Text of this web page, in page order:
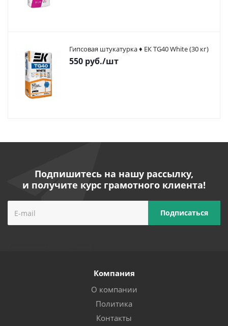
Гипсовая штукатурка ♦ ЕК TG40 White (30 кг)
550 руб./шт
Подпишитесь на нашу рассылку,
и получите курс грамотного клиента!
Компания
О компании
Политика
Контакты